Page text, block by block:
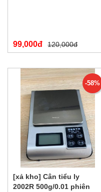
99,000đ 120,000đ
-58%
[xả kho] Cân tiểu ly
2002R 500g/0.01 phiên